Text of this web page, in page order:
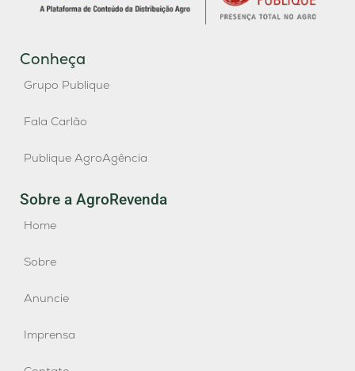
Conheça
Grupo Publique
Fala Carlão
Publique AgroAgência
Sobre a AgroRevenda
Home
Sobre
Anuncie
Imprensa